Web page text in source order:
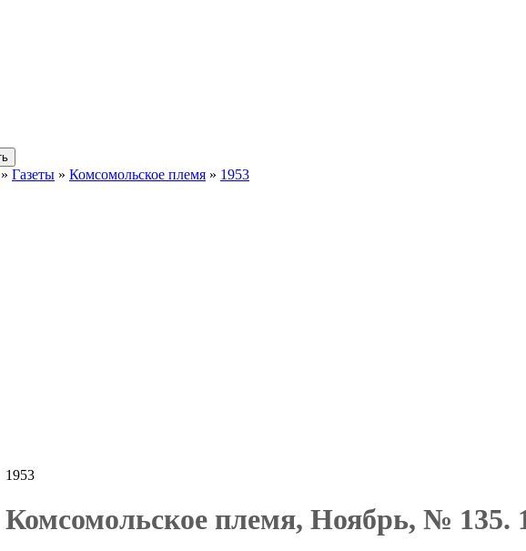
» Газеты » Комсомольское племя » 1953
1953
Комсомольское племя, Ноябрь, № 135.